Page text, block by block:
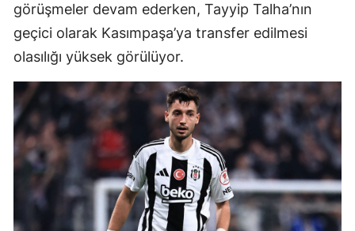
görüşmeler devam ederken, Tayyip Talha’nın
geçici olarak Kasımpaşa’ya transfer edilmesi
olasılığı yüksek görülüyor.